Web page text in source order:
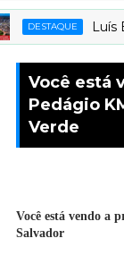
DESTAQUE Luís
Você está
Pedágio
Verde
Você está vendo a
Salvador